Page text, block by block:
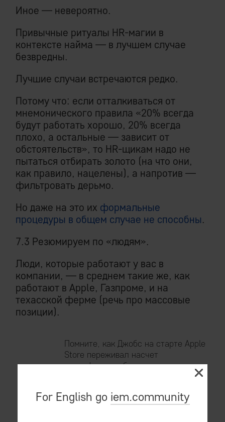
Иное — невероятно.
Привычные ритуалы HR-магии в
контексте найма — в лучшем случае
безвредны.
Лучшие случаи встречаются редко.
Потому что: если отталкиваться от
мнемонического правила «20% всегда
будут работать хорошо, 20% всегда
плохо, а остальные — зависит от
обстоятельств», то HR-щикам надо не
пытаться отбирать золото (на что они,
как правило, нацелены), а напротив —
фильтровать дерьмо.
Но даже на это их формальные
процедуры в общем случае не способны.
7.3 Резюмируем по «людям».
Люди, которые работают у вас в
компании, — в среднем такие же, как
работают в Apple, Газпроме, и на
техасской ферме (речь про массовые
позиции).
Помните, как Джобс на старте Apple
Store переживал насчет
квалификации будущих «гениев»
Прекрасно понимая, какого уровня
For English go iem.community